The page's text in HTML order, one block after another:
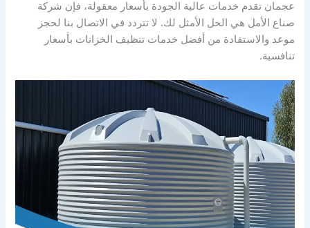
عجمان تقدم خدمات عالية الجودة بأسعار معقولة، فإن شركة
صناع الأمل هي الحل الأمثل لك. لا تتردد في الاتصال بنا لحجز
موعد والاستفادة من أفضل خدمات تنظيف الخزانات بأسعار
تنافسية.